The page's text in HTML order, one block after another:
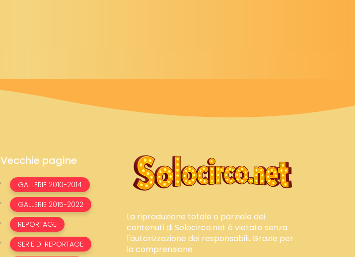
Vecchie pagine
GALLERIE 2010-2014
GALLERIE 2015-2022
REPORTAGE
SERIE DI REPORTAGE
La riproduzione totale o parziale dei
contenuti di Solocirco.net è vietata senza
l'autorizzazione dei responsabili. Grazie per
la comprensione